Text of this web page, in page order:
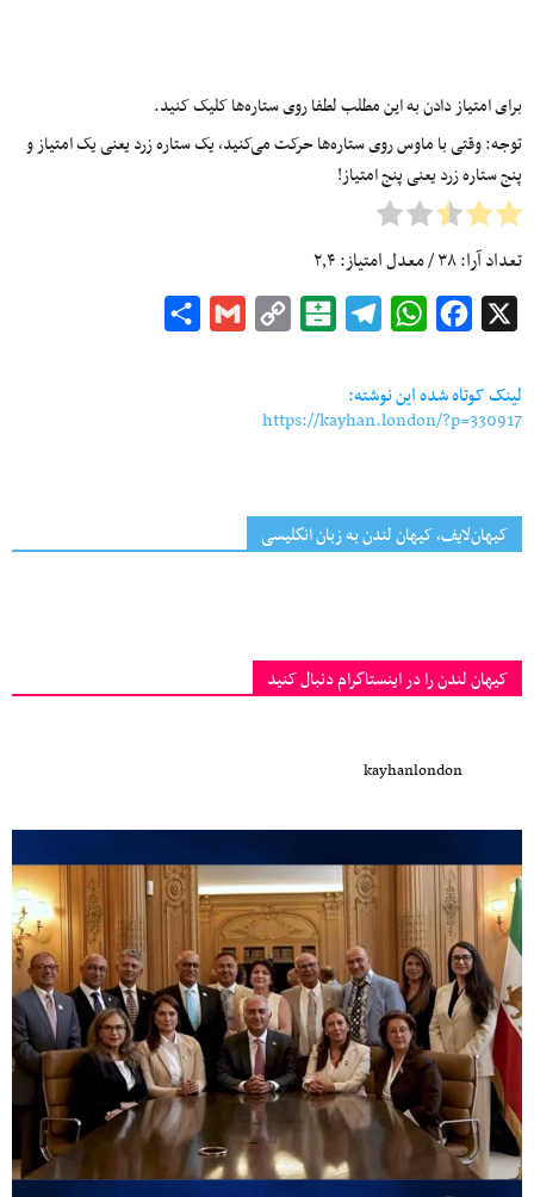
برای امتیاز دادن به این مطلب لطفا روی ستاره‌ها کلیک کنید.
توجه: وقتی با ماوس روی ستاره‌ها حرکت می‌کنید، یک ستاره زرد یعنی یک امتیاز و
پنج ستاره زرد یعنی پنج امتیاز!
تعداد آرا:۳۸/ معدل امتیاز:۲٫۴
Facebook
WhatsApp
Telegram
Balatarin
Copy
Gmail
لینک کوتاه شده این نوشته:
https://kayhan.london/?p=330917
کیهان‌لایف، کیهان لندن به زبان انگلیسی
کیهان لندن را در اینستاگرام دنبال کنید
kayhanlondon